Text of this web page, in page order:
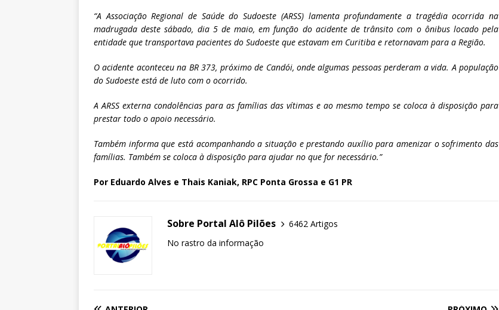
“A Associação Regional de Saúde do Sudoeste (ARSS) lamenta profundamente a tragédia ocorrida na
madrugada deste sábado, dia 5 de maio, em função do acidente de trânsito com o ônibus locado pela
entidade que transportava pacientes do Sudoeste que estavam em Curitiba e retornavam para a Região.
O acidente aconteceu na BR 373, próximo de Candói, onde algumas pessoas perderam a vida. A população
do Sudoeste está de luto com o ocorrido.
A ARSS externa condolências para as famílias das vítimas e ao mesmo tempo se coloca à disposição para
prestar todo o apoio necessário.
Também informa que está acompanhando a situação e prestando auxílio para amenizar o sofrimento das
famílias. Também se coloca à disposição para ajudar no que for necessário.”
Por Eduardo Alves e Thais Kaniak, RPC Ponta Grossa e G1 PR
Sobre Portal Alô Pilões
6462 Artigos
No rastro da informação